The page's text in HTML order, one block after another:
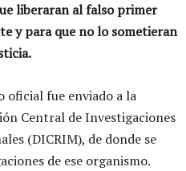
liberaran al falso primer
y para que no lo sometieran
oficial fue enviado a la
Central de Investigaciones
(DICRIM), de donde se
de ese organismo.